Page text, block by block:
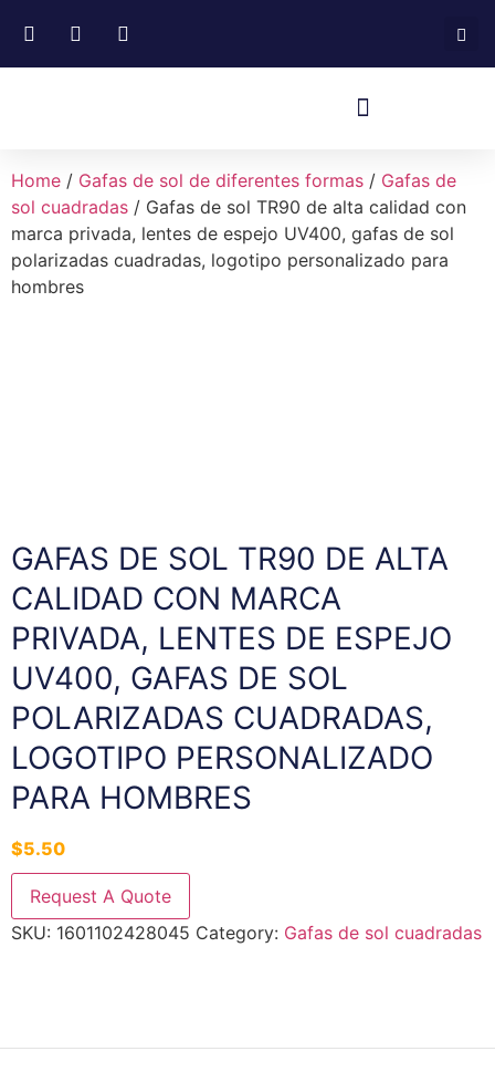
Home / Gafas de sol de diferentes formas / Gafas de
sol cuadradas / Gafas de sol TR90 de alta calidad con
marca privada, lentes de espejo UV400, gafas de sol
polarizadas cuadradas, logotipo personalizado para
hombres
GAFAS DE SOL TR90 DE ALTA
CALIDAD CON MARCA
PRIVADA, LENTES DE ESPEJO
UV400, GAFAS DE SOL
POLARIZADAS CUADRADAS,
LOGOTIPO PERSONALIZADO
PARA HOMBRES
$5.50
Request A Quote
SKU: 1601102428045 Category: Gafas de sol cuadradas